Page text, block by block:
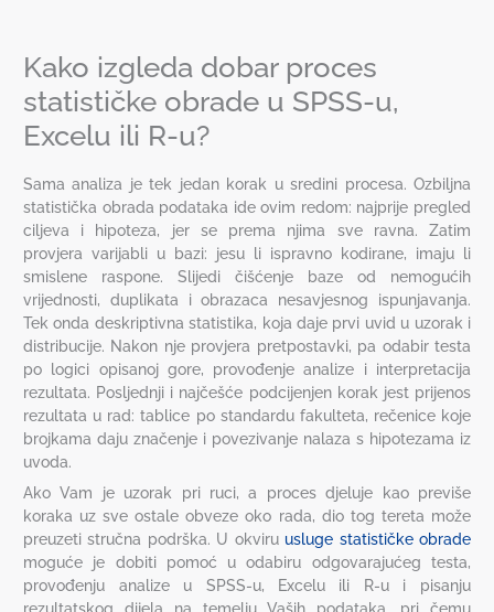
Kako izgleda dobar proces
statističke obrade u SPSS-u,
Excelu ili R-u?
Sama analiza je tek jedan korak u sredini procesa. Ozbiljna
statistička obrada podataka ide ovim redom: najprije pregled
ciljeva i hipoteza, jer se prema njima sve ravna. Zatim
provjera varijabli u bazi: jesu li ispravno kodirane, imaju li
smislene raspone. Slijedi čišćenje baze od nemogućih
vrijednosti, duplikata i obrazaca nesavjesnog ispunjavanja.
Tek onda deskriptivna statistika, koja daje prvi uvid u uzorak i
distribucije. Nakon nje provjera pretpostavki, pa odabir testa
po logici opisanoj gore, provođenje analize i interpretacija
rezultata. Posljednji i najčešće podcijenjen korak jest prijenos
rezultata u rad: tablice po standardu fakulteta, rečenice koje
brojkama daju značenje i povezivanje nalaza s hipotezama iz
uvoda.
Ako Vam je uzorak pri ruci, a proces djeluje kao previše
koraka uz sve ostale obveze oko rada, dio tog tereta može
preuzeti stručna podrška. U okviru usluge statističke obrade
moguće je dobiti pomoć u odabiru odgovarajućeg testa,
provođenju analize u SPSS-u, Excelu ili R-u i pisanju
rezultatskog dijela na temelju Vaših podataka, pri čemu